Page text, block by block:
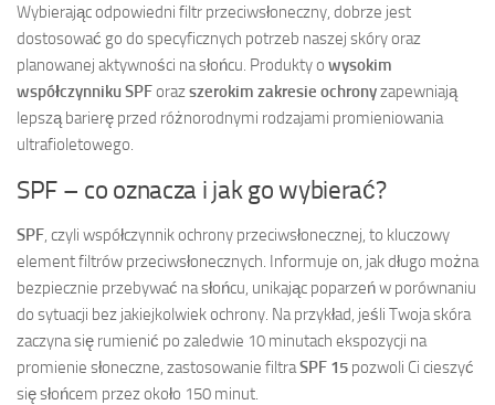
Wybierając odpowiedni filtr przeciwsłoneczny, dobrze jest
dostosować go do specyficznych potrzeb naszej skóry oraz
planowanej aktywności na słońcu. Produkty o wysokim
współczynniku SPForazszerokim zakresie ochronyzapewniają
lepszą barierę przed różnorodnymi rodzajami promieniowania
ultrafioletowego.
SPF – co oznacza i jak go wybierać?
SPF, czyli współczynnik ochrony przeciwsłonecznej, to kluczowy
element filtrów przeciwsłonecznych. Informuje on, jak długo można
bezpiecznie przebywać na słońcu, unikając poparzeń w porównaniu
do sytuacji bez jakiejkolwiek ochrony. Na przykład, jeśli Twoja skóra
zaczyna się rumienić po zaledwie 10 minutach ekspozycji na
promienie słoneczne, zastosowanie filtraSPF 15 pozwoli Ci cieszyć
się słońcem przez około 150 minut.